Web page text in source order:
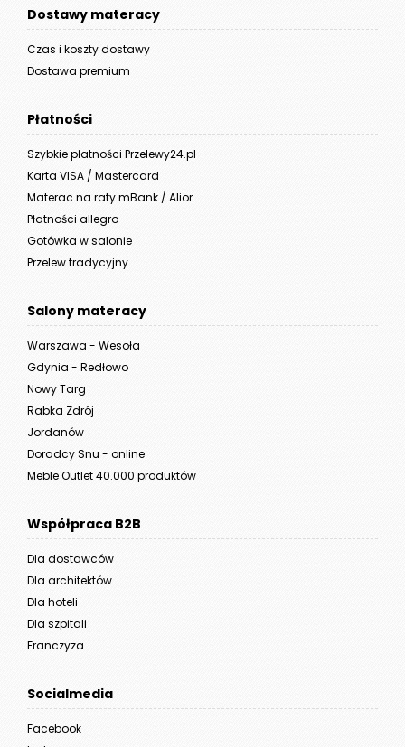
Dostawy materacy
Czas i koszty dostawy
Dostawa premium
Płatności
Szybkie płatności Przelewy24.pl
Karta VISA / Mastercard
Materac na raty mBank / Alior
Płatności allegro
Gotówka w salonie
Przelew tradycyjny
Salony materacy
Warszawa - Wesoła
Gdynia - Redłowo
Nowy Targ
Rabka Zdrój
Jordanów
Doradcy Snu - online
Meble Outlet 40.000 produktów
Współpraca B2B
Dla dostawców
Dla architektów
Dla hoteli
Dla szpitali
Franczyza
Socialmedia
Facebook